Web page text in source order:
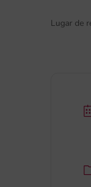
Lugar de